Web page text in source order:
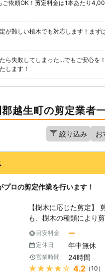
ご依頼OK！剪定料金は1本あたり
が難しい植木でも対応します！まず
ら失敗してしまった…でもご安心を
します！
越生町の剪定業者
絞り込み
ロの剪定作業を行います！
【樹木に応じた剪定】
も、樹木の種類により
です。春に花を咲かせ
花が咲き終えた後の6月
リと形を作れます。一方
ら冬が枯れにくい等、十
ければ適切な剪定を行う
目安料金 ー
定休日 年中無休
営業時間 24時間
★★★★★ 4.2 （10）